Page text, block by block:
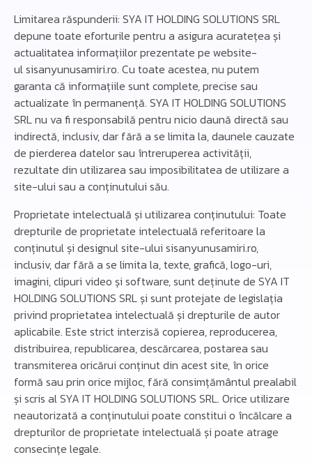
Limitarea răspunderii: SYA IT HOLDING SOLUTIONS SRL
depune toate eforturile pentru a asigura acuratețea și
actualitatea informațiilor prezentate pe website-
ulsisanyunusamiri.ro. Cu toate acestea, nu putem
garanta că informațiile sunt complete, precise sau
actualizate în permanență. SYA IT HOLDING SOLUTIONS
SRL nu va fi responsabilă pentru nicio daună directă sau
indirectă, inclusiv, dar fără a se limita la, daunele cauzate
de pierderea datelor sau întreruperea activității,
rezultate din utilizarea sau imposibilitatea de utilizare a
site-ului sau a conținutului său.
Proprietate intelectuală și utilizarea conținutului: Toate
drepturile de proprietate intelectuală referitoare la
conținutul și designul site-ului sisanyunusamiri.ro,
inclusiv, dar fără a se limita la, texte, grafică, logo-uri,
imagini, clipuri video și software, sunt deținute de SYA IT
HOLDING SOLUTIONS SRL și sunt protejate de legislația
privind proprietatea intelectuală și drepturile de autor
aplicabile. Este strict interzisă copierea, reproducerea,
distribuirea, republicarea, descărcarea, postarea sau
transmiterea oricărui conținut din acest site, în orice
formă sau prin orice mijloc, fără consimțământul prealabil
și scris al SYA IT HOLDING SOLUTIONS SRL. Orice utilizare
neautorizată a conținutului poate constitui o încălcare a
drepturilor de proprietate intelectuală și poate atrage
consecințe legale.